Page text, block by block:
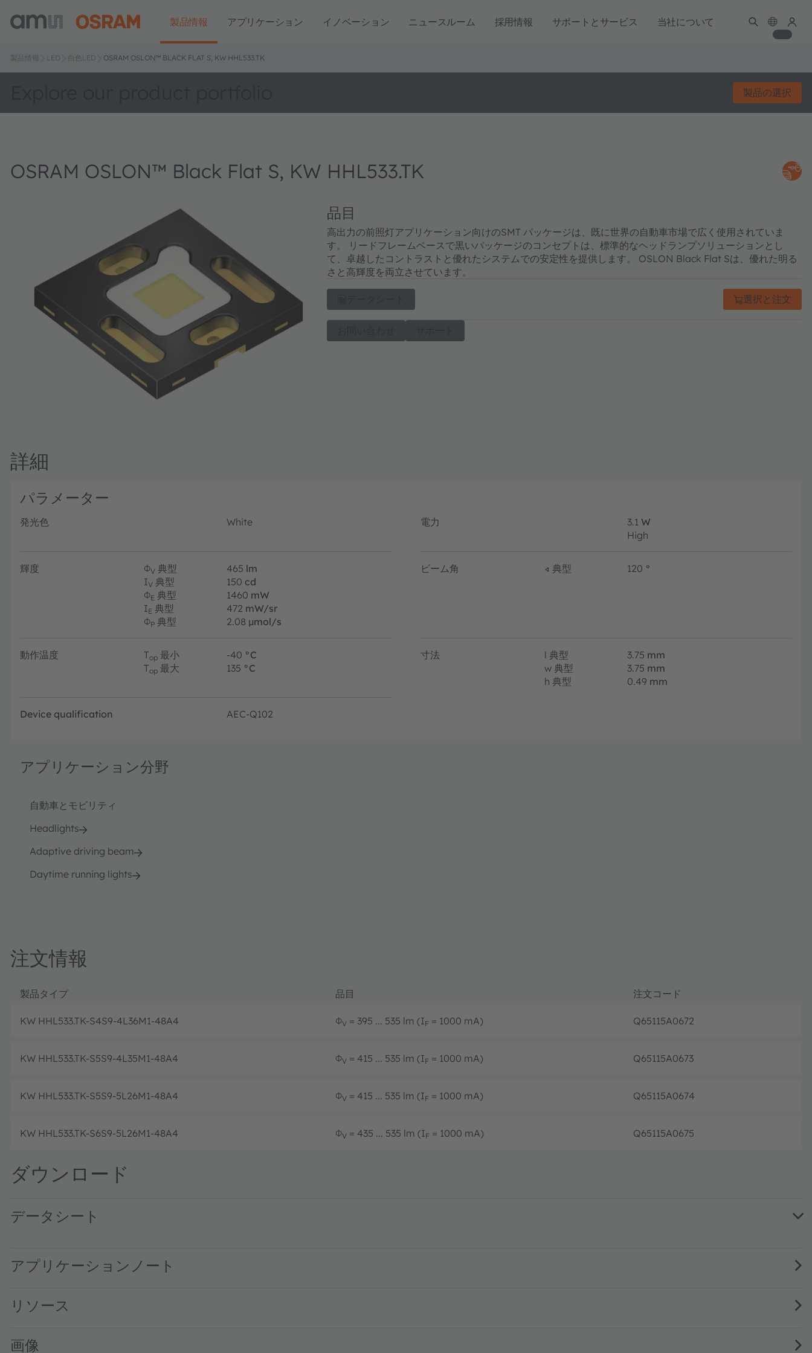
製品情報 アプリケーション イノベーション ニュースルーム 採用情報 サポートとサービス 当社について
製品情報 LED 白色LED OSRAM OSLON™ BLACK FLAT S, KW HHL533.TK
製品の選択
OSRAM OSLON™ Black Flat S, KW HHL533.TK
品目
高出力の前照灯アプリケーション向けのSMT パッケージは、既に世界の自動車市場で広く使用されていま
す。 リードフレームベースで黒いパッケージのコンセプトは、標準的なヘッドランプソリューションとし
て、卓越したコントラストと優れたシステムでの安定性を提供します。 OSLON Black Flat Sは、優れた明る
さと高輝度を両立させています。
選択と注文
詳細
パラメーター
発光色 White 電力 3.1 W
High
輝度 ΦV 典型 465 lm
IV 典型 150 cd
ΦE 典型 1460 mW
IE 典型 472 mW/sr
ΦP 典型 2.08 µmol/s
ビーム角 ∢ 典型 120 °
動作温度 Top 最小 -40 °C
Top 最大 135 °C
寸法 l 典型 3.75 mm
w 典型 3.75 mm
h 典型 0.49 mm
Device qualification AEC-Q102
アプリケーション分野
自動車とモビリティ
Headlights
Adaptive driving beam
Daytime running lights
注文情報
製品タイプ 品目 注文コード
KW HHL533.TK-S4S9-4L36M1-48A4 ΦV = 395 ... 535 lm (IF = 1000 mA) Q65115A0672
KW HHL533.TK-S5S9-4L35M1-48A4 ΦV = 415 ... 535 lm (IF = 1000 mA) Q65115A0673
KW HHL533.TK-S5S9-5L26M1-48A4 ΦV = 415 ... 535 lm (IF = 1000 mA) Q65115A0674
KW HHL533.TK-S6S9-5L26M1-48A4 ΦV = 435 ... 535 lm (IF = 1000 mA) Q65115A0675
ダウンロード
データシート
アプリケーションノート
リソース
画像